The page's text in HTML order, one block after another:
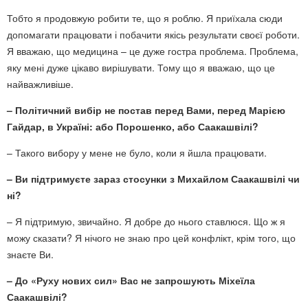
Тобто я продовжую робити те, що я роблю. Я приїхала сюди
допомагати працювати і побачити якісь результати своєї роботи.
Я вважаю, що медицина – це дуже гостра проблема. Проблема,
яку мені дуже цікаво вирішувати. Тому що я вважаю, що це
найважливіше.
– Політичний вибір не постав перед Вами, перед Марією
Гайдар, в Україні: або Порошенко, або Саакашвілі?
– Такого вибору у мене не було, коли я йшла працювати.
– Ви підтримуєте зараз стосунки з Михайлом Саакашвілі чи
ні?
– Я підтримую, звичайно. Я добре до нього ставлюся. Що ж я
можу сказати? Я нічого не знаю про цей конфлікт, крім того, що
знаєте Ви.
– До «Руху нових сил» Вас не запрошують Міхеїла
Саакашвілі?